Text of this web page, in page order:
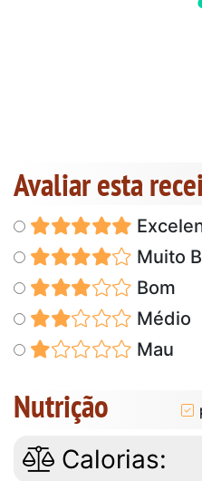
Avaliar esta
Muito
Bom
Médio
Mau
Nutrição
Calorias: